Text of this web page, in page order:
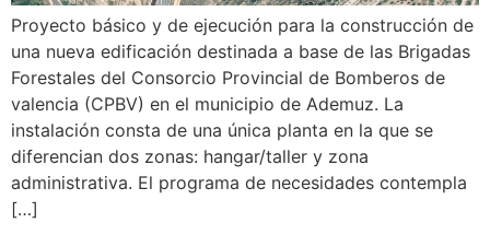
Proyecto básico y de ejecución para la construcción de
una nueva edificación destinada a base de las Brigadas
Forestales del Consorcio Provincial de Bomberos de
valencia (CPBV) en el municipio de Ademuz. La
instalación consta de una única planta en la que se
diferencian dos zonas: hangar/taller y zona
administrativa. El programa de necesidades contempla
[…]